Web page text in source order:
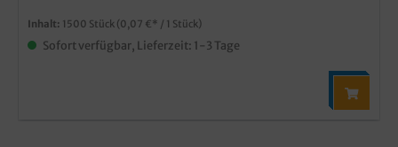
Inhalt: 1500 Stück (0,07 €* / 1 Stück)
Sofort verfügbar, Lieferzeit: 1-3 Tage